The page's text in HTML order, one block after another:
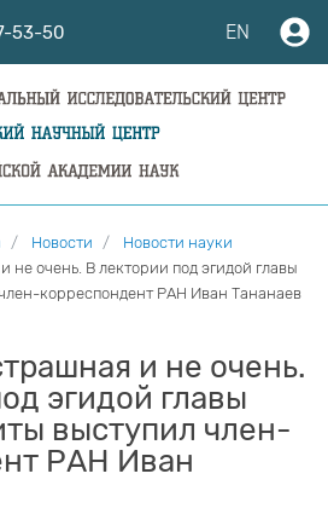
53-50 EN
Новости
Новости науки
не очень. В лектории под эгидой главы
корреспондент РАН Иван Тананаев
и не очень.
эгидой главы
выступил член-
РАН Иван